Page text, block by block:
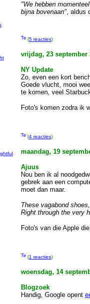
"We hebben
bijna bovenaan", aldus
(5 reacties)
vrijdag, 23 september
NY Update
Zo, even een kort
Goede vlucht, mooi
te komen, veel
Foto's komen zodra ik
(4 reacties)
maandag, 19
Ajuus
Nou ben ik al
gebrek aan een
moet dan maar.
These vagabond
Right through the very
Foto's van die Apple
(1 reacties)
woensdag, 14
Blogzoek
Handig, Google opent